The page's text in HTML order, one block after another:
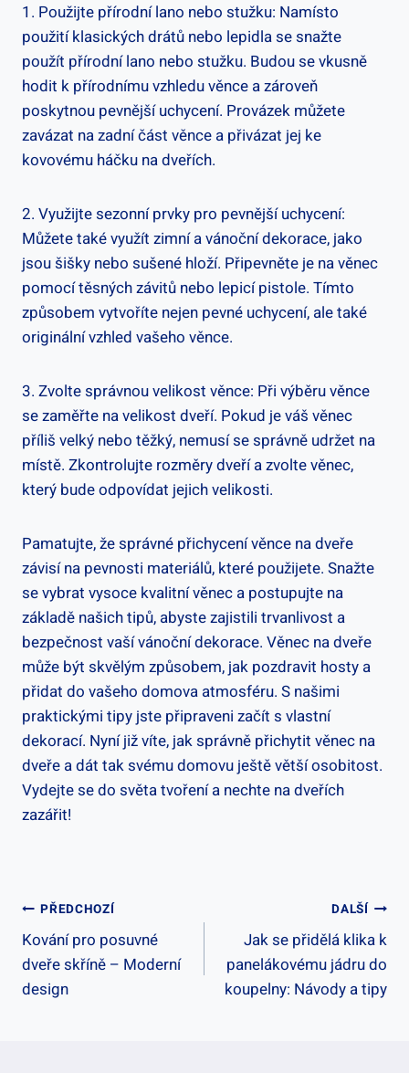
1. Použijte přírodní lano nebo stužku: Namísto
použití klasických drátů nebo lepidla‌ se snažte
použít přírodní lano nebo stužku. Budou se vkusně
hodit k přírodnímu vzhledu věnce a zároveň
poskytnou pevnější uchycení. Provázek můžete
zavázat na zadní část věnce a přivázat‌ jej ke⁣
kovovému háčku na dveřích.
2. Využijte sezonní prvky pro pevnější uchycení:
Můžete také využít​ zimní a vánoční dekorace, jako⁣
jsou šišky nebo sušené hloží. Připevněte ⁣je na věnec
pomocí těsných závitů nebo lepicí pistole. Tímto
způsobem vytvoříte ⁢nejen pevné uchycení, ale také⁤
originální‍ vzhled vašeho věnce.
3. Zvolte správnou velikost věnce: Při výběru věnce
se zaměřte​ na velikost dveří. Pokud je váš věnec
příliš velký nebo těžký, nemusí se správně udržet na
místě. Zkontrolujte rozměry dveří a⁤ zvolte věnec,
který⁤ bude odpovídat jejich velikosti.
Pamatujte, že správné přichycení věnce na dveře
závisí⁤ na pevnosti materiálů, které použijete. Snažte
se⁢ vybrat vysoce kvalitní věnec a postupujte ⁢na
základě našich tipů, abyste zajistili trvanlivost a
bezpečnost vaší vánoční dekorace. Věnec ⁤na dveře
může být skvělým způsobem, jak pozdravit hosty a
‍přidat do vašeho domova ‌atmosféru. S našimi
praktickými tipy jste připraveni začít s ⁤vlastní
dekorací. Nyní již víte, jak správně přichytit​ věnec na
dveře a dát tak⁢ svému domovu ještě větší osobitost.
Vydejte se⁢ do světa tvoření ‌a ⁢nechte na dveřích
zazářit!
Navigace
Pro
Příspěvek
PŘEDCHOZÍ
Kování pro posuvné
dveře skříně – Moderní
design
DALŠÍ
Jak se přidělá klika k
panelákovému jádru do
koupelny: Návody a tipy